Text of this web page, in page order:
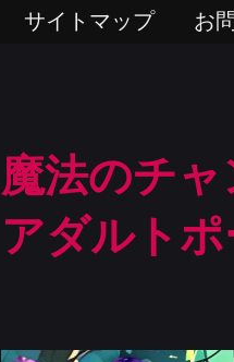
サイトマップ お
魔法のチャ
アダルト